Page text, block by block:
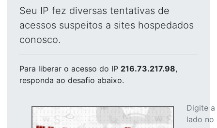
Seu IP fez diversas tentativas de
acessos suspeitos a sites hospedados
conosco.
Para liberar o acesso do IP 216.73.217.98,
responda ao desafio abaixo.
Digite
lado no